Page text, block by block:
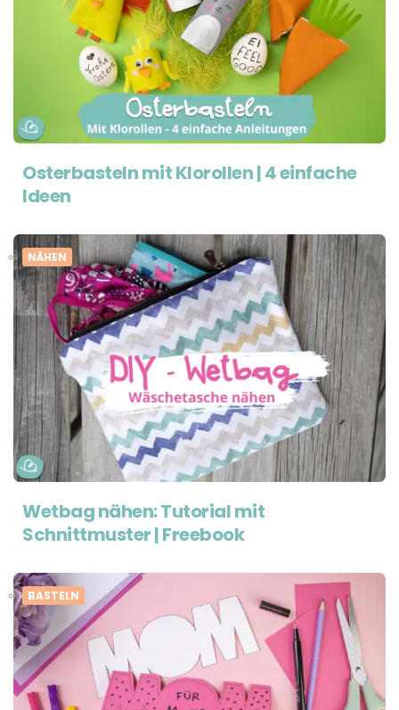
Osterbasteln mit Klorollen | 4 einfache
Ideen
NÄHEN
Wetbag nähen: Tutorial mit
Schnittmuster | Freebook
BASTELN